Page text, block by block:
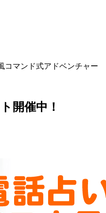
コマンド式アドベンチャー
開催中！